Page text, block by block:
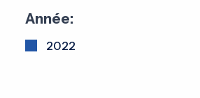
Année:
2022